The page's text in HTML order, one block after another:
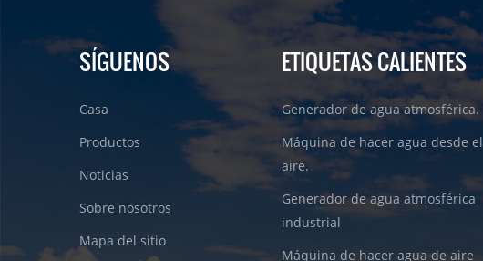
SÍGUENOS
Casa
Productos
Noticias
Sobre nosotros
Mapa del sitio
ETIQUETAS CALIENTES
Generador de agua atmosférica.
Máquina de hacer agua desde el
aire.
Generador de agua atmosférica
industrial
Máquina de hacer agua de aire